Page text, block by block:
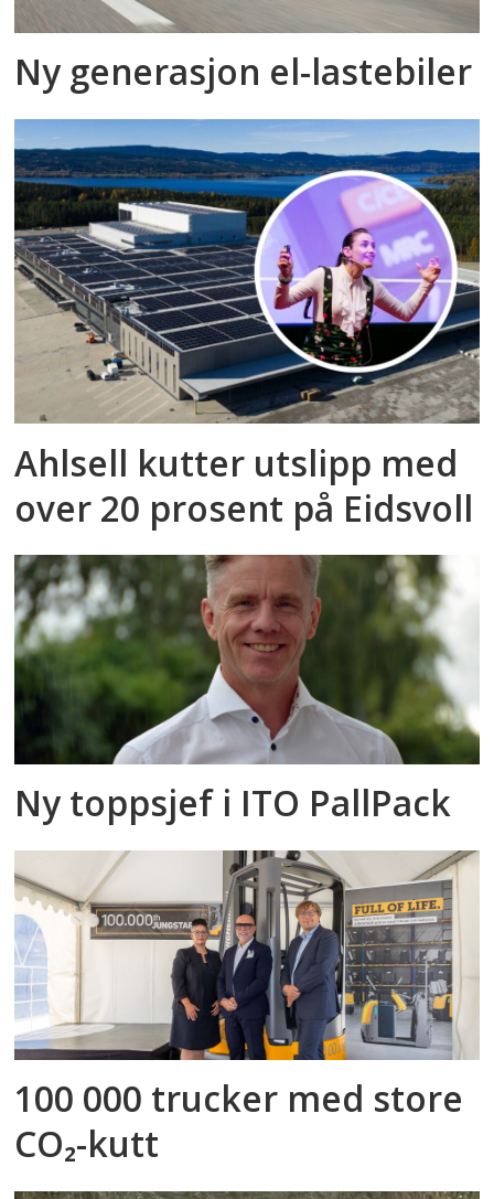
Ny generasjon el-lastebiler
Ahlsell kutter utslipp med
over 20 prosent på Eidsvoll
Ny toppsjef i ITO PallPack
100 000 trucker med store
CO₂-kutt